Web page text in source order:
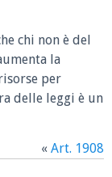
chi non è del
la
per
delle leggi è un
« Art. 1908